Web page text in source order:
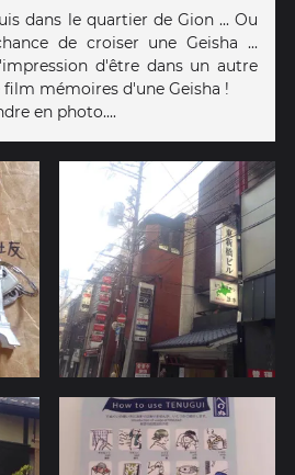
dans le quartier de Gion ... Ou
de croiser une Geisha ...
d'être dans un autre
mémoires d'une Geisha !
en photo....